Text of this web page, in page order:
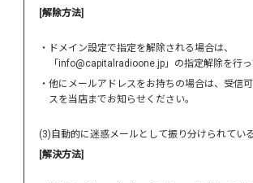
[解除方法]
・ドメイン設定で指定を解除される場合は、
「info@capitalradioone.jp」の指定解除を行っ
・他にメールアドレスをお持ちの場合は、受信
スを当店までお知らせください。
(3)自動的に迷惑メールとして振り分けられてい
[解決方法]